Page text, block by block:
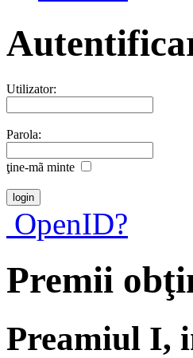
Utilizator:
Parola:
ţine-mã minte
OpenID?
Premii
Preamiul I,